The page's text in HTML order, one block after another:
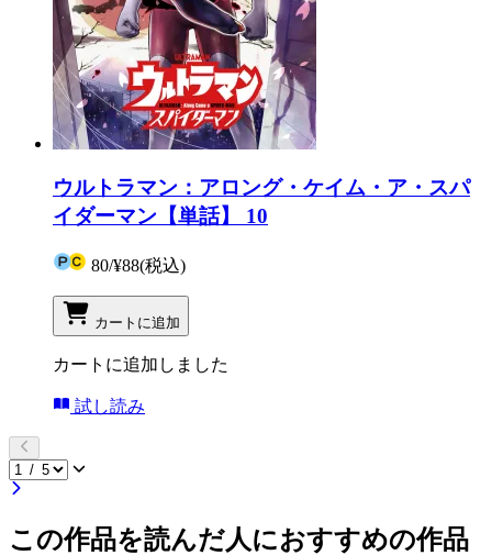
ウルトラマン：アロング・ケイム・ア・スパ
イダーマン【単話】 10
80/¥88(税込)
カートに追加
カートに追加しました
試し読み
この作品を読んだ人におすすめの作品